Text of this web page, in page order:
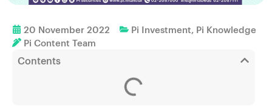
20 November 2022 Pi Investment, Pi Knowledge
Pi Content Team
Contents